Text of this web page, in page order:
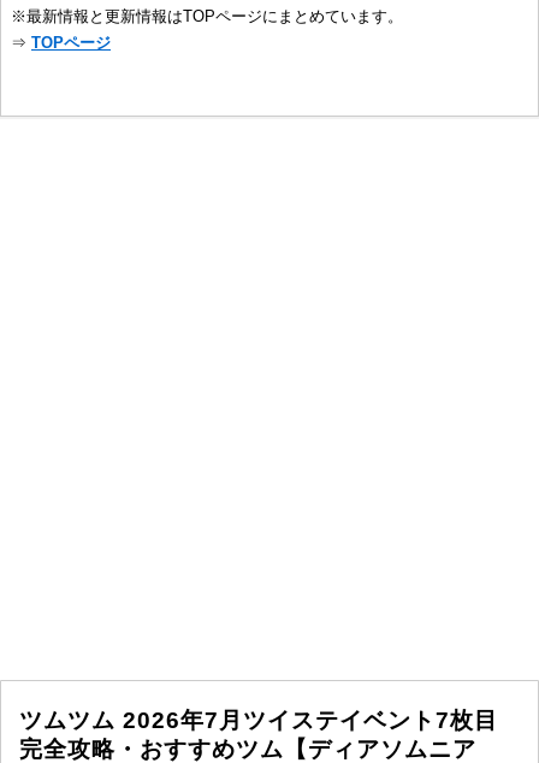
※最新情報と更新情報はTOPページにまとめています。
⇒ TOPページ
ツムツム 2026年7月ツイステイベント7枚目
完全攻略・おすすめツム【ディアソムニア